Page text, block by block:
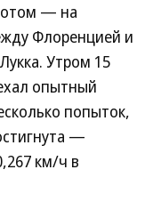
— на
Флоренцией и
Утром 15
опытный
попыток,
—
км/ч в